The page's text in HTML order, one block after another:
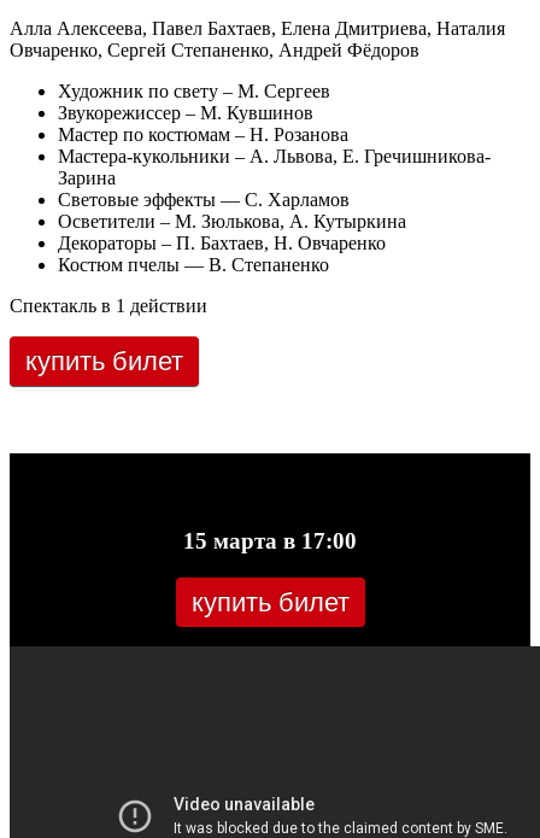
Алла Алексеева, Павел Бахтаев, Елена Дмитриева, Наталия
Овчаренко, Сергей Степаненко, Андрей Фёдоров
Художник по свету – М. Сергеев
Звукорежиссер – М. Кувшинов
Мастер по костюмам – Н. Розанова
Мастера-кукольники – А. Львова, Е. Гречишникова-
Зарина
Световые эффекты — С. Харламов
Осветители – М. Зюлькова, А. Кутыркина
Декораторы – П. Бахтаев, Н. Овчаренко
Костюм пчелы — В. Степаненко
Спектакль в 1 действии
купить билет
15 марта в 17:00
купить билет